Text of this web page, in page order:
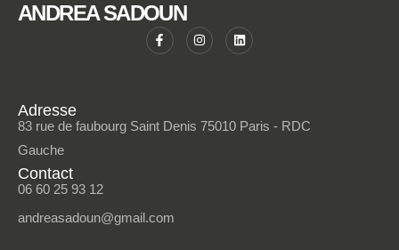
ANDREA SADOUN
Adresse
83 rue de faubourg Saint Denis 75010 Paris - RDC
Gauche
Contact
06 60 25 93 12
andreasadoun@gmail.com